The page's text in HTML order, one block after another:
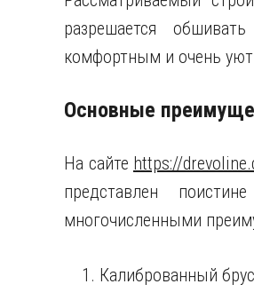
разрешается
комфортным и очень
Основные
На сайте https://
представлен
многочисленными
Калиброванный